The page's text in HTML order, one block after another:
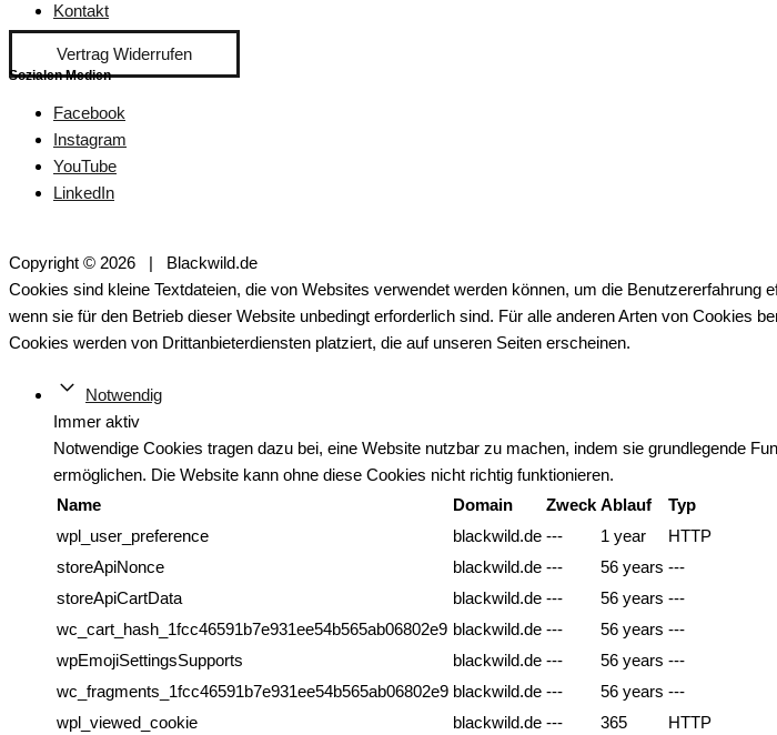
Kontakt
Vertrag Widerrufen
Sozialen Medien
Facebook
Instagram
YouTube
LinkedIn
Copyright © 2026 | Blackwild.de
Cookies sind kleine Textdateien, die von Websites verwendet werden können, um die
wenn sie für den Betrieb dieser Website unbedingt erforderlich sind. Für alle anderen Arten von Cookies
Cookies werden von Drittanbieterdiensten platziert, die auf unseren Seiten erscheinen.
Notwendig
Immer aktiv
Notwendige Cookies tragen dazu bei, eine Website nutzbar zu machen, indem sie grundlegende
ermöglichen. Die Website kann ohne diese Cookies nicht richtig funktionieren.
Name
Domain Zweck Ablauf
Typ
wpl_user_preference
blackwild.de --- 1 year
HTTP
storeApiNonce
blackwild.de --- 56 years ---
storeApiCartData
blackwild.de --- 56 years ---
wc_cart_hash_1fcc46591b7e931ee54b565ab06802e9 blackwild.de --- 56 years ---
wpEmojiSettingsSupports
blackwild.de --- 56 years ---
wc_fragments_1fcc46591b7e931ee54b565ab06802e9 blackwild.de --- 56 years ---
wpl_viewed_cookie
blackwild.de --- 365
HTTP